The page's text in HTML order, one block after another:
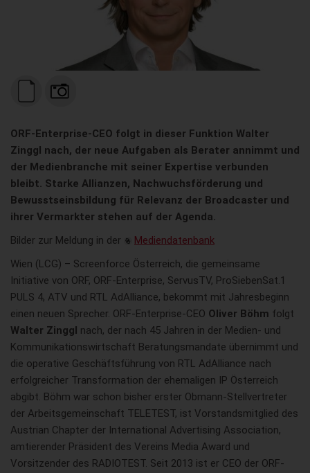
ORF-Enterprise-CEO folgt in dieser Funktion Walter
Zinggl nach, der neue Aufgaben als Berater annimmt und
der Medienbranche mit seiner Expertise verbunden
bleibt. Starke Allianzen, Nachwuchsförderung und
Bewusstseinsbildung für Relevanz der Broadcaster und
ihrer Vermarkter stehen auf der Agenda.
Bilder zur Meldung in der
Mediendatenbank
Wien (LCG) – Screenforce Österreich, die gemeinsame
Initiative von ORF, ORF-Enterprise, ServusTV, ProSiebenSat.1
PULS 4, ATV und RTL AdAlliance, bekommt mit Jahresbeginn
einen neuen Sprecher. ORF-Enterprise-CEO Oliver Böhm folgt
Walter Zinggl nach, der nach 45 Jahren in der Medien- und
Kommunikationswirtschaft Beratungsmandate übernimmt und
die operative Geschäftsführung von RTL AdAlliance nach
erfolgreicher Transformation der ehemaligen IP Österreich
abgibt. Böhm war schon bisher erster Obmann-Stellvertreter
der Arbeitsgemeinschaft TELETEST, ist Vorstandsmitglied des
Austrian Chapter der International Advertising Association,
amtierender Präsident des Vereins Media Award und
Vorsitzender des RADIOTEST. Seit 2013 ist er CEO der ORF-